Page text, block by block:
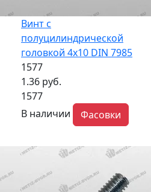
Винт с
полуцилиндрической
головкой 4x10 DIN 7985
1577
1.36 руб.
1577
В наличии
Фасовки